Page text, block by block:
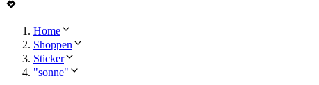
Home
Shoppen
Sticker
"sonne"